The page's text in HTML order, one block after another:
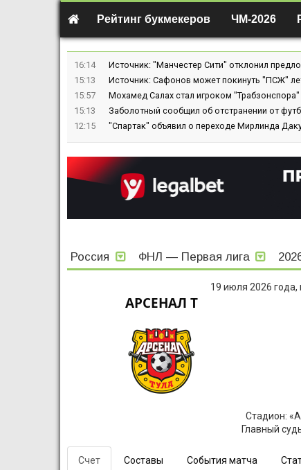
Рейтинг букмекеров ЧМ-2026
16:14
Источник: "Манчестер Сити" отклонил
15:13
Источник: Сафонов может покинуть "ПСЖ"
15:57
Мохамед Салах стал игроком "Трабзонспора"
15:13
Заболотный сообщил об отстранении от
12:15
"Спартак" объявил о переходе Мирлинда
Россия ФНЛ — Первая лига
19 июля 2026 года,
АРСЕНАЛ Т
Стадион:
Главный
Счет Составы События матча